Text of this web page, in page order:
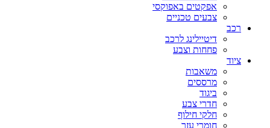
אפקטים באפוקסי
צבעים טכניים
רכב
דיטיילינג לרכב
פחחות וצבע
ציוד
משאבות
מרססים
ביגוד
חדרי צבע
חלקי חילוף
חומרי עזר